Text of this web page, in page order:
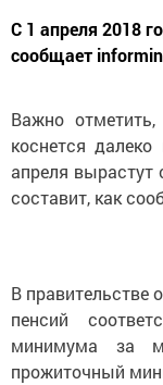
С 1 апреля 2018
сообщает
Важно
коснется
апреля вырастут
составит, как
В правительстве
пенсий
минимума за
прожиточный